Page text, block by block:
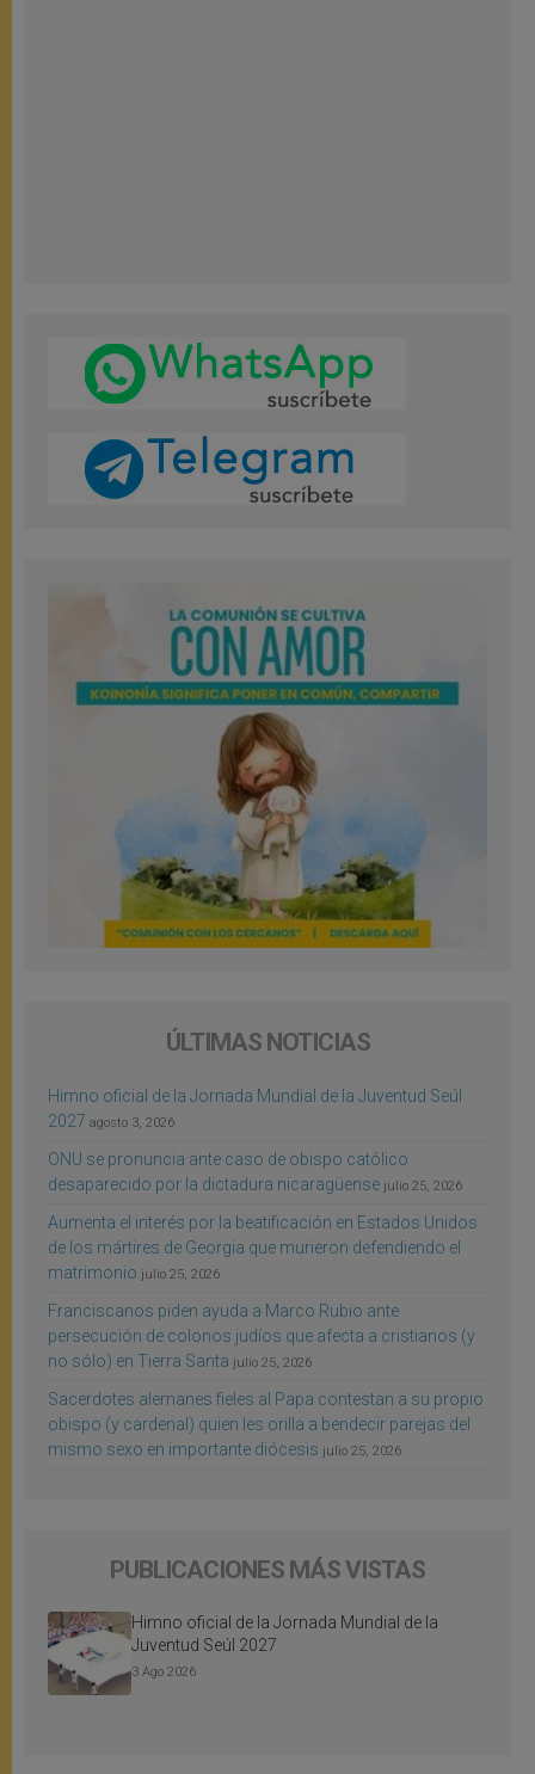
ÚLTIMAS NOTICIAS
Himno oficial de la Jornada Mundial de la Juventud Seúl
2027 agosto 3, 2026
ONU se pronuncia ante caso de obispo católico
desaparecido por la dictadura nicaragüense julio 25, 2026
Aumenta el interés por la beatificación en Estados Unidos
de los mártires de Georgia que murieron defendiendo el
matrimonio julio 25, 2026
Franciscanos piden ayuda a Marco Rubio ante
persecución de colonos judíos que afecta a cristianos (y
no sólo) en Tierra Santa julio 25, 2026
Sacerdotes alemanes fieles al Papa contestan a su propio
obispo (y cardenal) quien les orilla a bendecir parejas del
mismo sexo en importante diócesis julio 25, 2026
PUBLICACIONES MÁS VISTAS
Himno oficial de la Jornada Mundial de la
Juventud Seúl 2027
3 Ago 2026